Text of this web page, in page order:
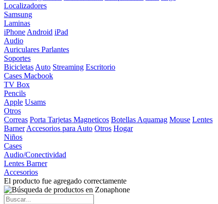
Localizadores
Samsung
Laminas
iPhone Android iPad
Audio
Auriculares Parlantes
Soportes
Bicicletas Auto Streaming Escritorio
Cases Macbook
TV Box
Pencils
Apple Usams
Otros
Correas Porta Tarjetas Magneticos Botellas Aquamag Mouse Lentes
Barner Accesorios para Auto Otros Hogar
Niños
Cases
Audio/Conectividad
Lentes Barner
Accesorios
El producto fue agregado correctamente